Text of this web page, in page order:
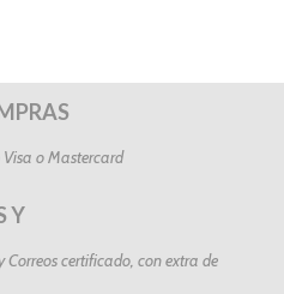
o Mastercard
Y
Correos certificado, con extra de